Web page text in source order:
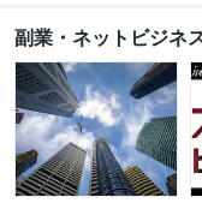
副業・ネットビジネ